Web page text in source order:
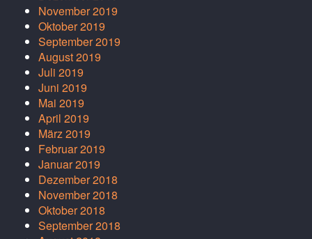
November 2019
Oktober 2019
September 2019
August 2019
Juli 2019
Juni 2019
Mai 2019
April 2019
März 2019
Februar 2019
Januar 2019
Dezember 2018
November 2018
Oktober 2018
September 2018